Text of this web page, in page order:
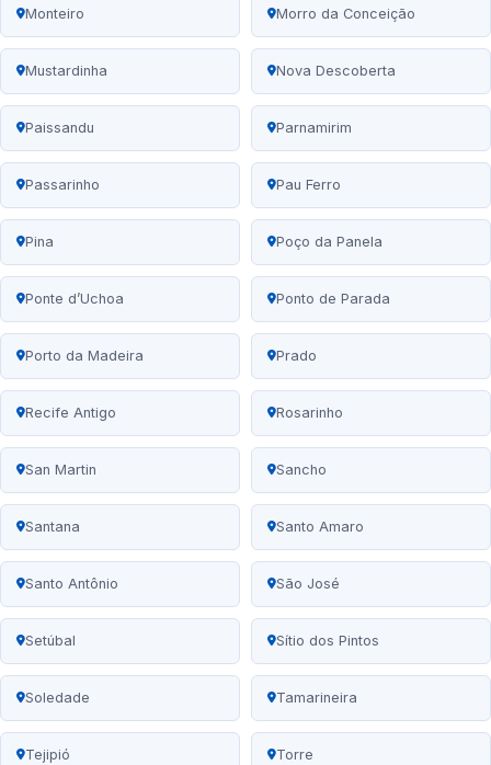
Monteiro Morro da Conceição
Mustardinha Nova Descoberta
Paissandu Parnamirim
Passarinho Pau Ferro
Pina Poço da Panela
Ponte d’Uchoa Ponto de Parada
Porto da Madeira Prado
Recife Antigo Rosarinho
San Martin Sancho
Santana Santo Amaro
Santo Antônio São José
Setúbal Sítio dos Pintos
Soledade Tamarineira
Tejipió Torre